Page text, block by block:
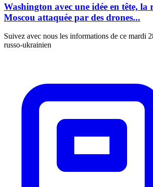
Washington avec une idée en tête, la
Moscou attaquée par des drones...
Suivez avec nous les informations de ce mardi
russo-ukrainien